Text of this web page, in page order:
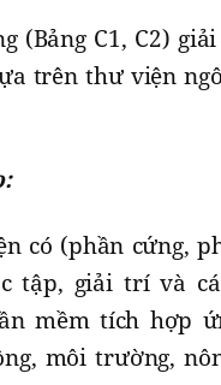
(Bảng C1, C2)
trên thư viện
có (phần cứng,
tập, giải trí và
mềm tích hợp
môi trường,